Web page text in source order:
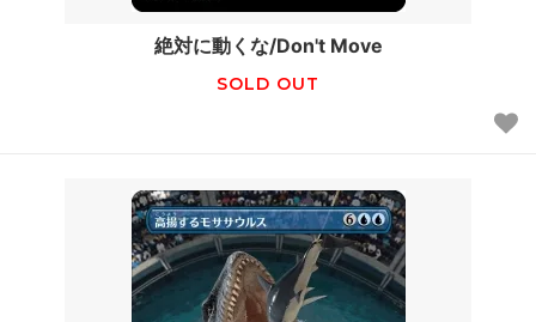
絶対に動くな/Don't Move
SOLD OUT